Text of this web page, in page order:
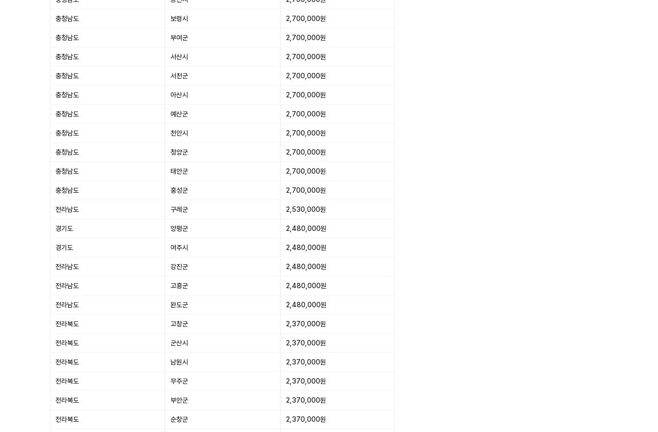
충청남도 보령시 2,700,000원
충청남도 부여군 2,700,000원
충청남도 서산시 2,700,000원
충청남도 서천군 2,700,000원
충청남도 아산시 2,700,000원
충청남도 예산군 2,700,000원
충청남도 천안시 2,700,000원
충청남도 청양군 2,700,000원
충청남도 태안군 2,700,000원
충청남도 홍성군 2,700,000원
전라남도 구례군 2,530,000원
경기도 양평군 2,480,000원
경기도 여주시 2,480,000원
전라남도 강진군 2,480,000원
전라남도 고흥군 2,480,000원
전라남도 완도군 2,480,000원
전라북도 고창군 2,370,000원
전라북도 군산시 2,370,000원
전라북도 남원시 2,370,000원
전라북도 무주군 2,370,000원
전라북도 부안군 2,370,000원
전라북도 순창군 2,370,000원